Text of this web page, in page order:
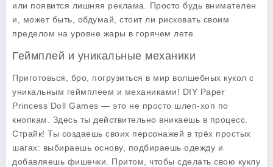
или появится лишняя реклама. Просто будь внимателен
и, может быть, обдумай, стоит ли рисковать своим
пределом на уровне жары в горячем лете.
Геймплей и уникальные механики
Приготовься, бро, погрузиться в мир волшебных кукол с
уникальным геймплеем и механиками! DIY Paper
Princess Doll Games — это не просто шлеп-хоп по
кнопкам. Здесь ты действительно вникаешь в процесс.
Страйк! Ты создаешь своих персонажей в трёх простых
шагах: выбираешь основу, подбираешь одежду и
добавляешь фишечки. Притом, чтобы сделать свою куклу